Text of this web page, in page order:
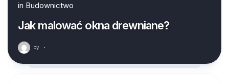
in Budownictwo
Jak malować okna drewniane?
by ·